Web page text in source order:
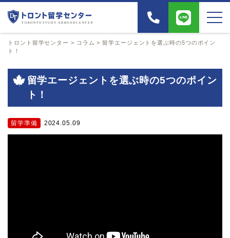
トロント留学センター > コラム > 留学エージェントを選ぶ時の5つのポイン
ト！
留学エージェントを選ぶ時の5つのポイン
ト！
留学準備 2024.05.09